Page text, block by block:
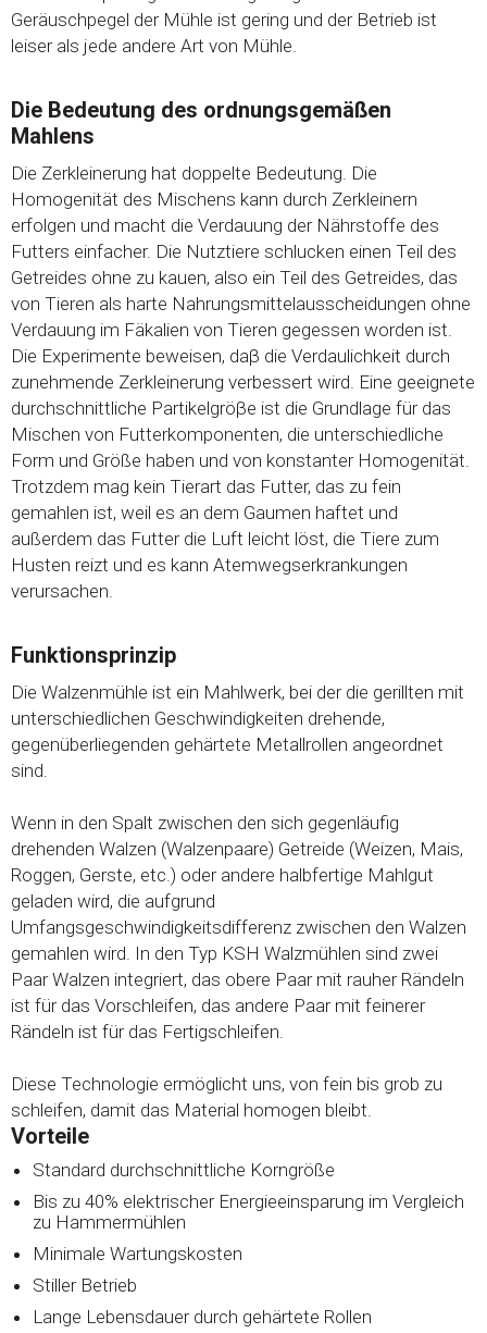
Geräuschpegel der Mühle ist gering und der Betrieb ist
leiser als jede andere Art von Mühle.
Die Bedeutung des ordnungsgemäßen
Mahlens
Die Zerkleinerung hat doppelte Bedeutung. Die
Homogenität des Mischens kann durch Zerkleinern
erfolgen und macht die Verdauung der Nährstoffe des
Futters einfacher. Die Nutztiere schlucken einen Teil des
Getreides ohne zu kauen, also ein Teil des Getreides, das
von Tieren als harte Nahrungsmittelausscheidungen ohne
Verdauung im Fäkalien von Tieren gegessen worden ist.
Die Experimente beweisen, daβ die Verdaulichkeit durch
zunehmende Zerkleinerung verbessert wird. Eine geeignete
durchschnittliche Partikelgröβe ist die Grundlage für das
Mischen von Futterkomponenten, die unterschiedliche
Form und Größe haben und von konstanter Homogenität.
Trotzdem mag kein Tierart das Futter, das zu fein
gemahlen ist, weil es an dem Gaumen haftet und
außerdem das Futter die Luft leicht löst, die Tiere zum
Husten reizt und es kann Atemwegserkrankungen
verursachen.
Funktionsprinzip
Die Walzenmühle ist ein Mahlwerk, bei der die gerillten mit
unterschiedlichen Geschwindigkeiten drehende,
gegenüberliegenden gehärtete Metallrollen angeordnet
sind.
Wenn in den Spalt zwischen den sich gegenläufig
drehenden Walzen (Walzenpaare) Getreide (Weizen, Mais,
Roggen, Gerste, etc.) oder andere halbfertige Mahlgut
geladen wird, die aufgrund
Umfangsgeschwindigkeitsdifferenz zwischen den Walzen
gemahlen wird. In den Typ KSH Walzmühlen sind zwei
Paar Walzen integriert, das obere Paar mit rauher Rändeln
ist für das Vorschleifen, das andere Paar mit feinerer
Rändeln ist für das Fertigschleifen.
Diese Technologie ermöglicht uns, von fein bis grob zu
schleifen, damit das Material homogen bleibt.
Vorteile
Standard durchschnittliche Korngröße
Bis zu 40% elektrischer Energieeinsparung im Vergleich
zu Hammermühlen
Minimale Wartungskosten
Stiller Betrieb
Lange Lebensdauer durch gehärtete Rollen